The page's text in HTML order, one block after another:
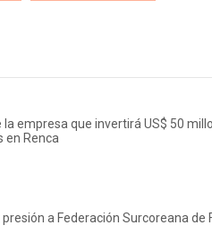
empresa que invertirá US$ 50
en Renca
a Federación Surcoreana de